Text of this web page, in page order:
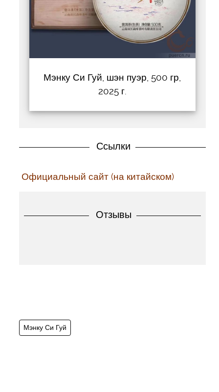
Мэнку Си Гуй, шэн пуэр, 500 гр,
2025 г.
Ссылки
Официальный сайт (на китайском)
Отзывы
Мэнку Си Гуй